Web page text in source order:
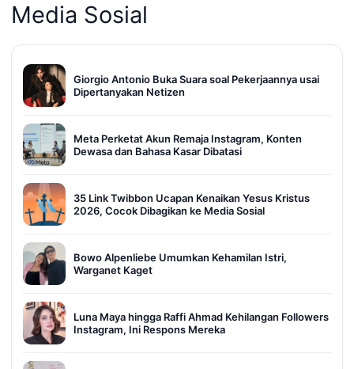
Media Sosial
Giorgio Antonio Buka Suara soal Pekerjaannya usai
Dipertanyakan Netizen
Meta Perketat Akun Remaja Instagram, Konten
Dewasa dan Bahasa Kasar Dibatasi
35 Link Twibbon Ucapan Kenaikan Yesus Kristus
2026, Cocok Dibagikan ke Media Sosial
Bowo Alpenliebe Umumkan Kehamilan Istri,
Warganet Kaget
Luna Maya hingga Raffi Ahmad Kehilangan Followers
Instagram, Ini Respons Mereka